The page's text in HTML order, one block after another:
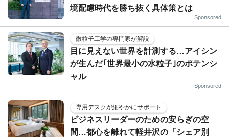
境配慮時代を勝ち抜く具体策とは
Sponsored
微粒子工学の専門家が解説
目に見えない世界を計測する…アイシン
が生んだ｢世界最小の水粒子｣のポテンシ
ャル
Sponsored
専用デスクが細やかにサポート
ビジネスリーダーのための安らぎの空
間…都心を離れて軽井沢の「シェア別